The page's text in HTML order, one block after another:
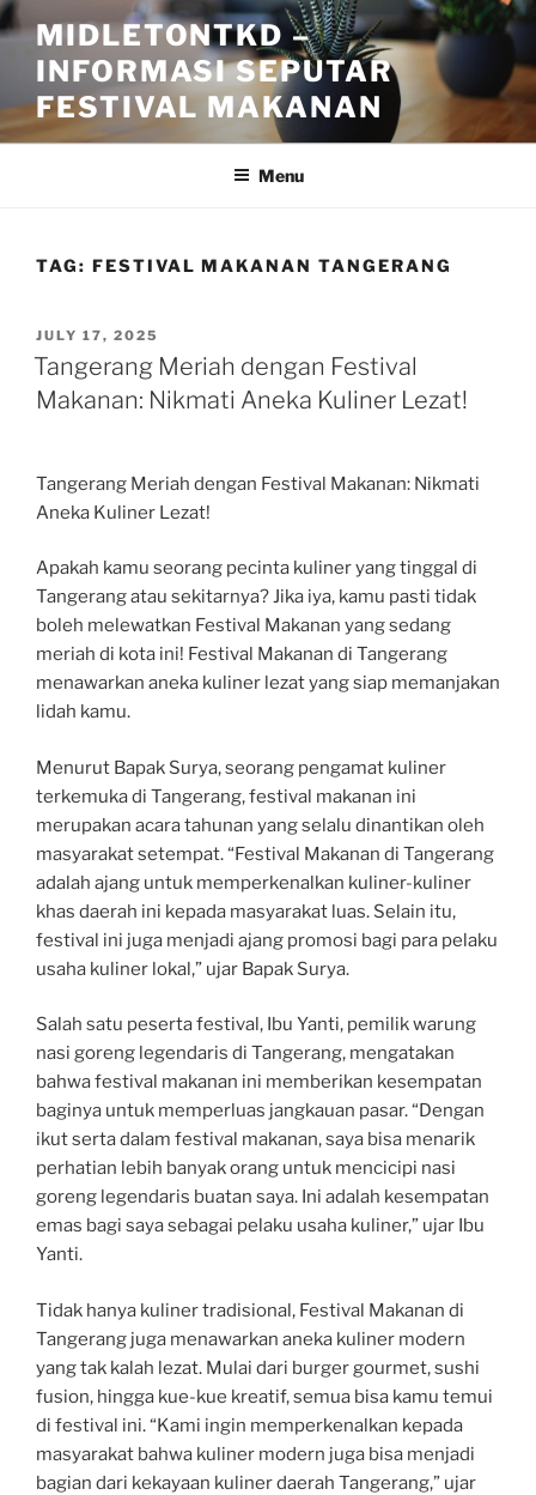
Skip
to
content
MIDLETONTKD –
INFORMASI SEPUTAR
FESTIVAL MAKANAN
Menu
TAG: FESTIVAL MAKANAN TANGERANG
POSTED
ON
JULY 17, 2025
Tangerang Meriah dengan Festival
Makanan: Nikmati Aneka Kuliner Lezat!
Tangerang Meriah dengan Festival Makanan: Nikmati
Aneka Kuliner Lezat!
Apakah kamu seorang pecinta kuliner yang tinggal di
Tangerang atau sekitarnya? Jika iya, kamu pasti tidak
boleh melewatkan Festival Makanan yang sedang
meriah di kota ini! Festival Makanan di Tangerang
menawarkan aneka kuliner lezat yang siap memanjakan
lidah kamu.
Menurut Bapak Surya, seorang pengamat kuliner
terkemuka di Tangerang, festival makanan ini
merupakan acara tahunan yang selalu dinantikan oleh
masyarakat setempat. “Festival Makanan di Tangerang
adalah ajang untuk memperkenalkan kuliner-kuliner
khas daerah ini kepada masyarakat luas. Selain itu,
festival ini juga menjadi ajang promosi bagi para pelaku
usaha kuliner lokal,” ujar Bapak Surya.
Salah satu peserta festival, Ibu Yanti, pemilik warung
nasi goreng legendaris di Tangerang, mengatakan
bahwa festival makanan ini memberikan kesempatan
baginya untuk memperluas jangkauan pasar. “Dengan
ikut serta dalam festival makanan, saya bisa menarik
perhatian lebih banyak orang untuk mencicipi nasi
goreng legendaris buatan saya. Ini adalah kesempatan
emas bagi saya sebagai pelaku usaha kuliner,” ujar Ibu
Yanti.
Tidak hanya kuliner tradisional, Festival Makanan di
Tangerang juga menawarkan aneka kuliner modern
yang tak kalah lezat. Mulai dari burger gourmet, sushi
fusion, hingga kue-kue kreatif, semua bisa kamu temui
di festival ini. “Kami ingin memperkenalkan kepada
masyarakat bahwa kuliner modern juga bisa menjadi
bagian dari kekayaan kuliner daerah Tangerang,” ujar